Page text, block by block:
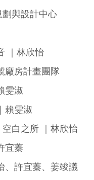
與設計中心
｜林欣怡
廠房計畫團隊
雯淑
賴雯淑
空白之所 ｜林欣怡
宜蓁
、許宜蓁、姜竣議